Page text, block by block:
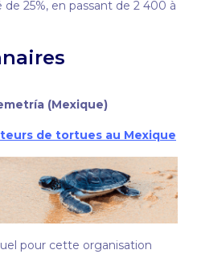
25%, en passant de 2 400 à
(Mexique)
de tortues au Mexique
pour cette organisation